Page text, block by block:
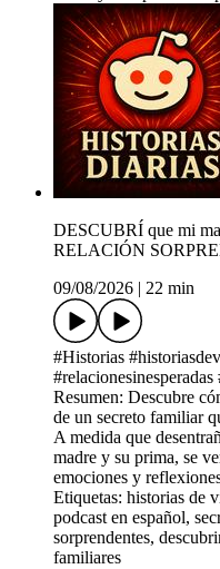
DESCUBRÍ que mi
RELACIÓN
09/08/2026
22 min
#Historias
Resumen: Descubre
de un secreto familiar
A medida que
madre y su prima, se
emociones y
Etiquetas: historias de
podcast en español,
sorprendentes,
familiares